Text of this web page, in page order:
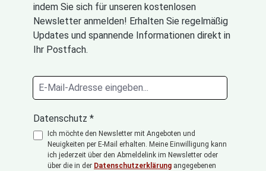
indem Sie sich für unseren kostenlosen
Newsletter anmelden! Erhalten Sie regelmäßig
Updates und spannende Informationen direkt in
Ihr Postfach.
Datenschutz *
Ich möchte den Newsletter mit Angeboten und
Neuigkeiten per E-Mail erhalten. Meine Einwilligung kann
ich jederzeit über den Abmeldelink im Newsletter oder
über die in der Datenschutzerklärung angegebenen